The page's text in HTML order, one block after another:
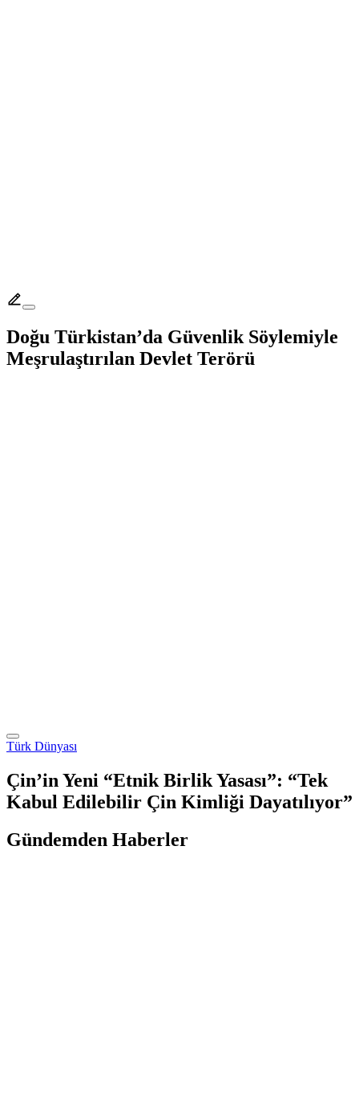
Doğu Türkistan’da Güvenlik Söylemiyle
Meşrulaştırılan Devlet Terörü
Türk Dünyası
Çin’in Yeni “Etnik Birlik Yasası”: “Tek
Kabul Edilebilir Çin Kimliği Dayatılıyor”
Gündemden Haberler